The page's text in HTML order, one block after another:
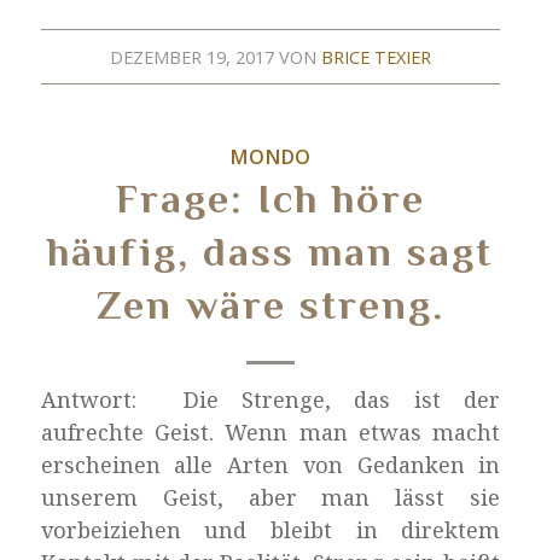
DEZEMBER 19, 2017 VON BRICE TEXIER
MONDO
Frage: Ich höre
häufig, dass man sagt
Zen wäre streng.
Antwort: Die Strenge, das ist der
aufrechte Geist. Wenn man etwas macht
erscheinen alle Arten von Gedanken in
unserem Geist, aber man lässt sie
vorbeiziehen und bleibt in direktem